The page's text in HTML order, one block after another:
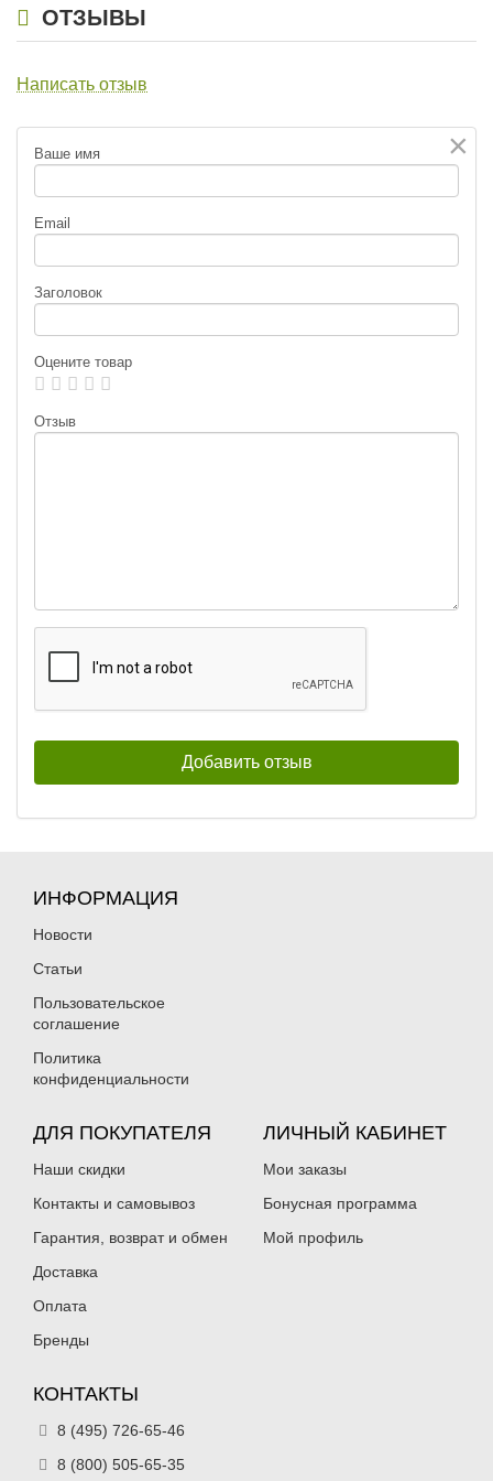
ОТЗЫВЫ
Написать отзыв
×
Ваше имя
Email
Заголовок
Оцените товар
Отзыв
ИНФОРМАЦИЯ
Новости
Статьи
Пользовательское
соглашение
Политика
конфиденциальности
ДЛЯ ПОКУПАТЕЛЯ
Наши скидки
Контакты и самовывоз
Гарантия, возврат и обмен
Доставка
Оплата
Бренды
ЛИЧНЫЙ КАБИНЕТ
Мои заказы
Бонусная программа
Мой профиль
КОНТАКТЫ
8 (495) 726-65-46
8 (800) 505-65-35